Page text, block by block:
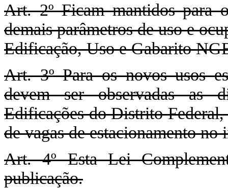
Art. 2º Ficam mantidos
demais parâmetros de uso e
Edificação, Uso e Gabarito
Art. 3º Para os novos usos
devem ser observadas as
Edificações do Distrito
de vagas de estacionamento
Art. 4º Esta Lei
publicação.